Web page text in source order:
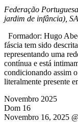
Federação
jardim de infância),
Formador: Hugo
fáscia tem sido
representando uma
contínua e está
condicionando assim
literalmente presente
Novembro 2025
Dom 16
Novembro 16, 2025